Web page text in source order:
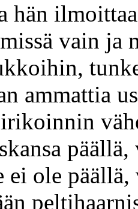
hän
vain ja
ammattia
ei ole